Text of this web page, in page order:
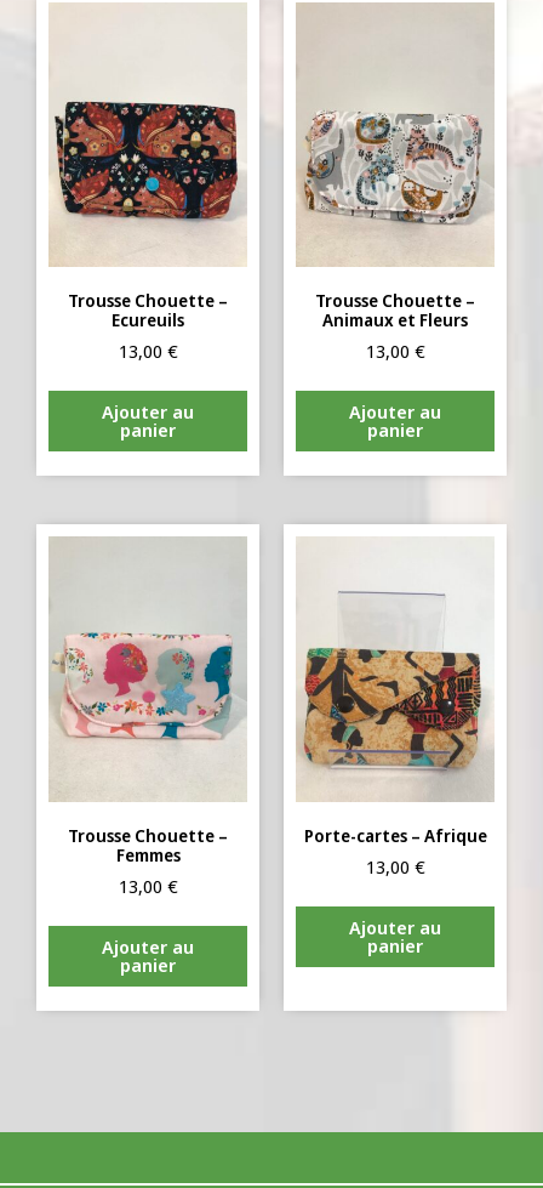
Trousse Chouette –
Ecureuils
13,00 €
Ajouter au
panier
Trousse Chouette –
Animaux et Fleurs
13,00 €
Ajouter au
panier
Trousse Chouette –
Femmes
13,00 €
Ajouter au
panier
Porte-cartes – Afrique
13,00 €
Ajouter au
panier